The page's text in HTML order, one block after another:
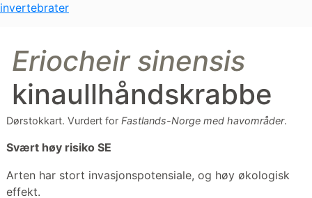
invertebrater
Eriocheir sinensis
kinaullhåndskrabbe
Dørstokkart. Vurdert for Fastlands-Norge med havområder.
Svært høy risiko SE
Arten har stort invasjonspotensiale, og høy økologisk
effekt.